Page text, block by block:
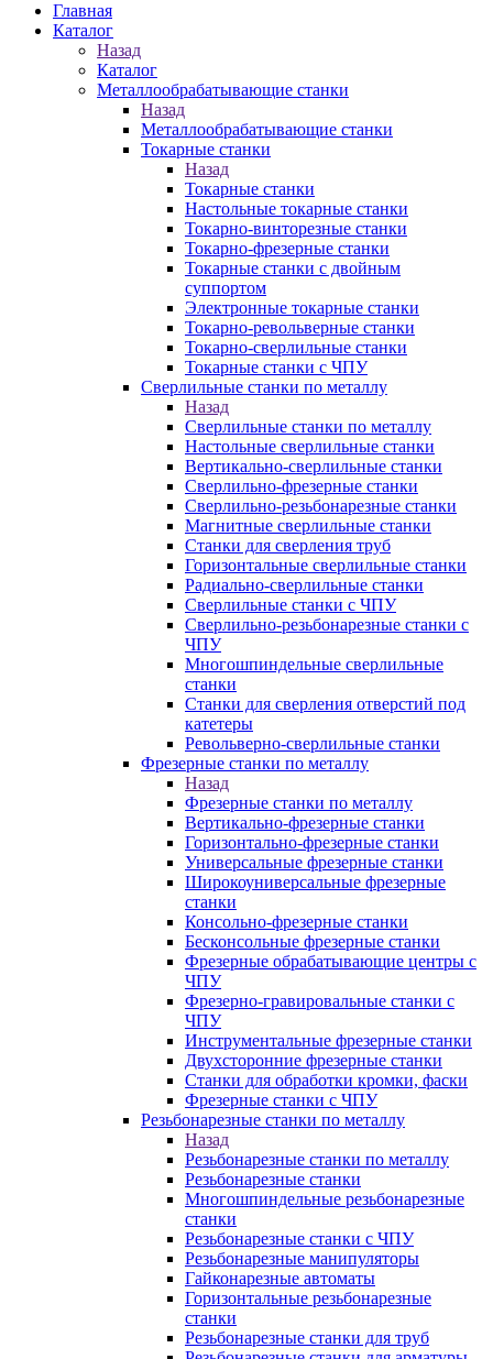
Главная
Каталог
Назад
Каталог
Металлообрабатывающие станки
Назад
Металлообрабатывающие станки
Токарные станки
Назад
Токарные станки
Настольные токарные станки
Токарно-винторезные станки
Токарно-фрезерные станки
Токарные станки с двойным
суппортом
Электронные токарные станки
Токарно-револьверные станки
Токарно-сверлильные станки
Токарные станки с ЧПУ
Сверлильные станки по металлу
Назад
Сверлильные станки по металлу
Настольные сверлильные станки
Вертикально-сверлильные станки
Сверлильно-фрезерные станки
Сверлильно-резьбонарезные станки
Магнитные сверлильные станки
Станки для сверления труб
Горизонтальные сверлильные станки
Радиально-сверлильные станки
Сверлильные станки с ЧПУ
Сверлильно-резьбонарезные станки с
ЧПУ
Многошпиндельные сверлильные
станки
Станки для сверления отверстий под
катетеры
Револьверно-сверлильные станки
Фрезерные станки по металлу
Назад
Фрезерные станки по металлу
Вертикально-фрезерные станки
Горизонтально-фрезерные станки
Универсальные фрезерные станки
Широкоуниверсальные фрезерные
станки
Консольно-фрезерные станки
Бесконсольные фрезерные станки
Фрезерные обрабатывающие центры с
ЧПУ
Фрезерно-гравировальные станки с
ЧПУ
Инструментальные фрезерные станки
Двухсторонние фрезерные станки
Станки для обработки кромки, фаски
Фрезерные станки с ЧПУ
Резьбонарезные станки по металлу
Назад
Резьбонарезные станки по металлу
Резьбонарезные станки
Многошпиндельные резьбонарезные
станки
Резьбонарезные станки с ЧПУ
Резьбонарезные манипуляторы
Гайконарезные автоматы
Горизонтальные резьбонарезные
станки
Резьбонарезные станки для труб